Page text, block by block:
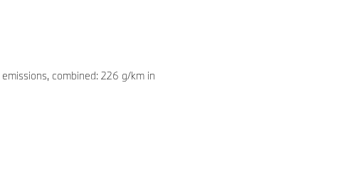
emissions, combined: 226 g/km in